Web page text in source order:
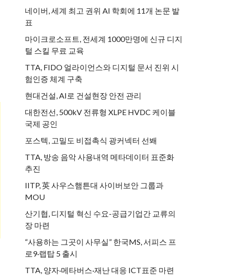
네이버, 세계 최고 권위 AI 학회에 11개 논문 발
표
마이크로소프트, 전세계 1000만명에 신규 디지
털 스킬 무료 교육
TTA, FIDO 얼라이언스와 디지털 문서 진위 시
험인증 체계 구축
현대건설, AI로 건설현장 안전 관리
대한전선, 500kV 전류형 XLPE HVDC 케이블
국제 공인
포스텍, 고밀도 비접촉식 광커넥터 선봬
TTA, 방송 음악 사용내역 메타데이터 표준화
추진
IITP, 英 사우스햄튼대 사이버보안 그룹과
MOU
산기협, 디지털 혁신 수요-공급기업간 교류의
장 마련
“사용하는 그곳이 사무실” 한국MS, 서피스 프
로9·랩탑 5 출시
TTA, 양자·메타버스·재난 대응 ICT표준 마련